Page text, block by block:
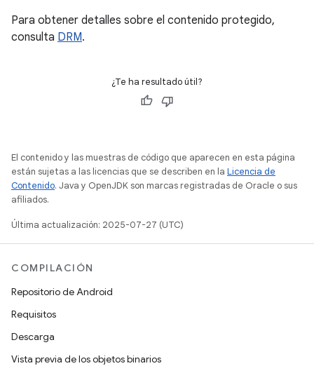
Para obtener detalles sobre el contenido protegido,
consulta DRM.
¿Te ha resultado útil?
El contenido y las muestras de código que aparecen en esta página
están sujetas a las licencias que se describen en la Licencia de
Contenido. Java y OpenJDK son marcas registradas de Oracle o sus
afiliados.
Última actualización: 2025-07-27 (UTC)
COMPILACIÓN
Repositorio de Android
Requisitos
Descarga
Vista previa de los objetos binarios